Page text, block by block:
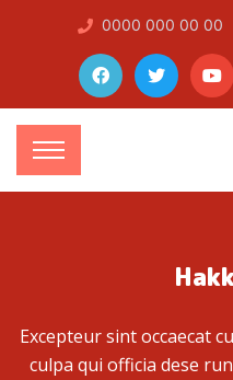
0000 000 00 00
Excepteur sint occaecat
culpa qui officia dese